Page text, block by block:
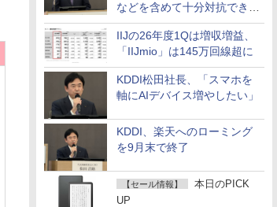
などを含めて十分対抗でき
る」
IIJの26年度1Qは増収増益、
「IIJmio」は145万回線超に
KDDI松田社長、「スマホを
軸にAIデバイス増やしたい」
KDDI、楽天へのローミング
を9月末で終了
【セール情報】
本日のPICK
UP